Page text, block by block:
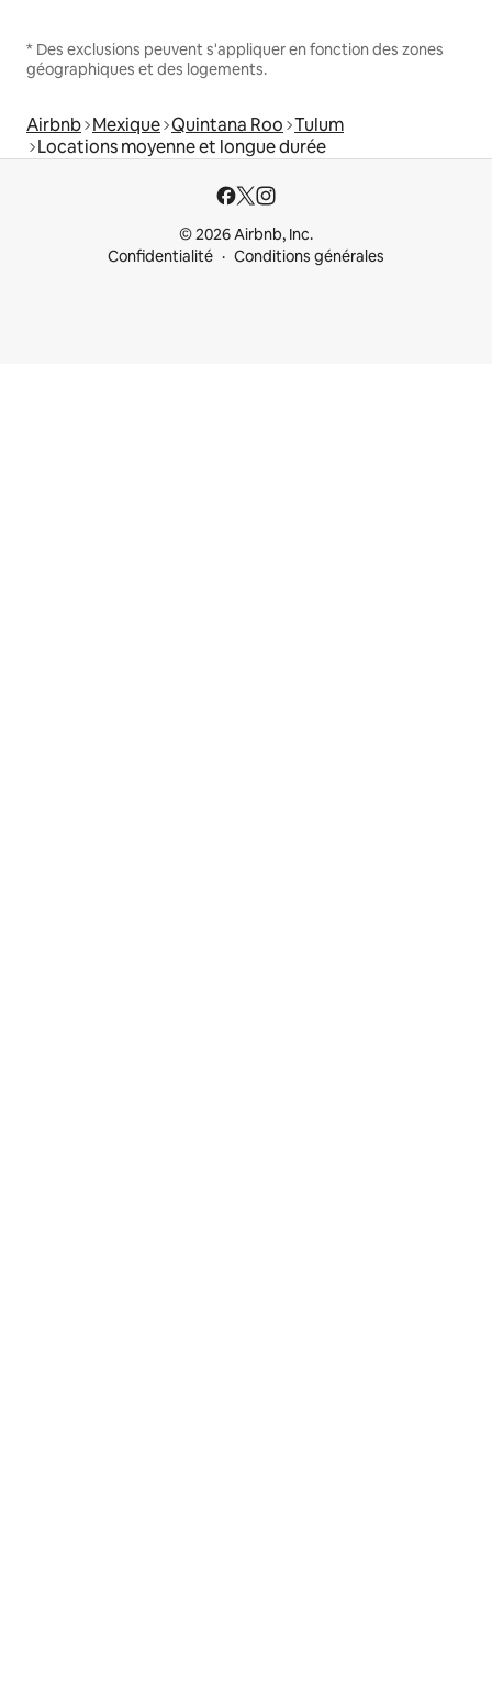
* Des exclusions peuvent s'appliquer en fonction des zones
géographiques et des logements.
Airbnb Mexique Quintana Roo Tulum
Locations moyenne et longue durée
© 2026 Airbnb, Inc.
Confidentialité
Conditions générales